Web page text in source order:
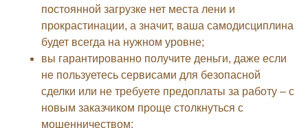
постоянной загрузке нет места лени и
прокрастинации, а значит, ваша самодисциплина
будет всегда на нужном уровне;
вы гарантированно получите деньги, даже если
не пользуетесь сервисами для безопасной
сделки или не требуете предоплаты за работу – с
новым заказчиком проще столкнуться с
мошенничеством;